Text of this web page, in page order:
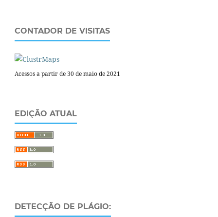
CONTADOR DE VISITAS
Acessos a partir de 30 de maio de 2021
EDIÇÃO ATUAL
DETECÇÃO DE PLÁGIO: